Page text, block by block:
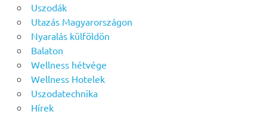
Uszodák
Utazás Magyarországon
Nyaralás külföldön
Balaton
Wellness hétvége
Wellness Hotelek
Uszodatechnika
Hírek